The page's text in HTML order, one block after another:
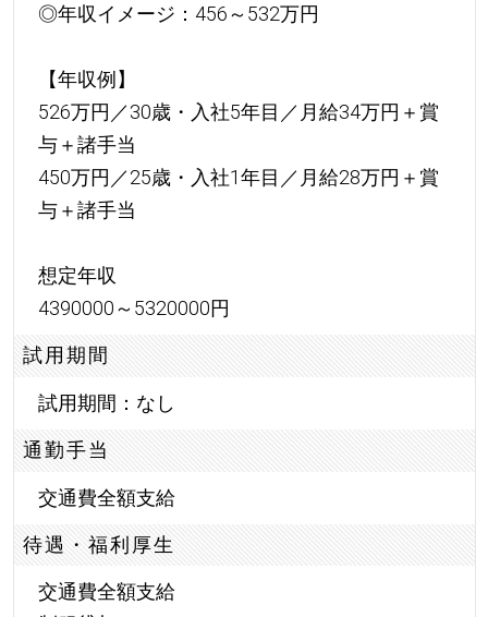
◎年収イメージ：456～532万円
【年収例】
526万円／30歳・入社5年目／月給34万円＋賞
与＋諸手当
450万円／25歳・入社1年目／月給28万円＋賞
与＋諸手当
想定年収
4390000～5320000円
試用期間
試用期間：なし
通勤手当
交通費全額支給
待遇・福利厚生
交通費全額支給